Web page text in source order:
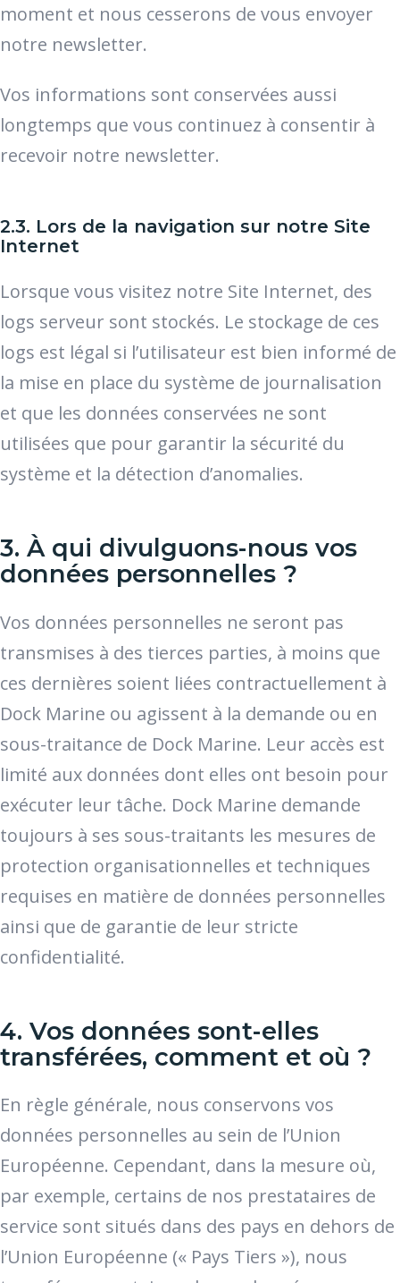
moment et nous cesserons de vous envoyer
notre newsletter.
Vos informations sont conservées aussi
longtemps que vous continuez à consentir à
recevoir notre newsletter.
2.3. Lors de la navigation sur notre Site
Internet
Lorsque vous visitez notre Site Internet, des
logs serveur sont stockés. Le stockage de ces
logs est légal si l’utilisateur est bien informé de
la mise en place du système de journalisation
et que les données conservées ne sont
utilisées que pour garantir la sécurité du
système et la détection d’anomalies.
3. À qui divulguons-nous vos
données personnelles ?
Vos données personnelles ne seront pas
transmises à des tierces parties, à moins que
ces dernières soient liées contractuellement à
Dock Marine ou agissent à la demande ou en
sous-traitance de Dock Marine. Leur accès est
limité aux données dont elles ont besoin pour
exécuter leur tâche. Dock Marine demande
toujours à ses sous-traitants les mesures de
protection organisationnelles et techniques
requises en matière de données personnelles
ainsi que de garantie de leur stricte
confidentialité.
4. Vos données sont-elles
transférées, comment et où ?
En règle générale, nous conservons vos
données personnelles au sein de l’Union
Européenne. Cependant, dans la mesure où,
par exemple, certains de nos prestataires de
service sont situés dans des pays en dehors de
l’Union Européenne (« Pays Tiers »), nous